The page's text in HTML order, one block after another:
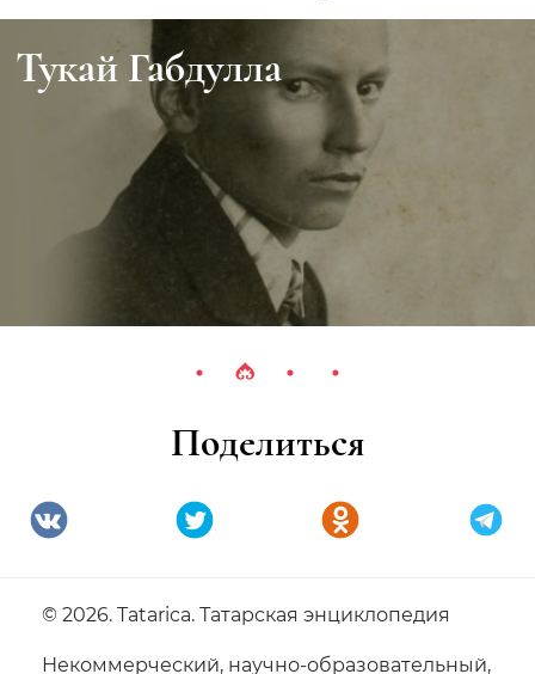
Тукай Габдулла
Поделиться
© 2026. Tatarica. Татарская энциклопедия
Некоммерческий, научно-образовательный,